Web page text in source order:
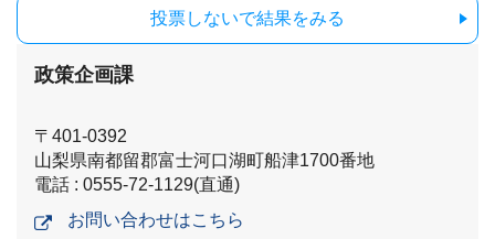
投票しないで結果をみる
政策企画課
〒401-0392
山梨県南都留郡富士河口湖町船津1700番地
電話 : 0555-72-1129(直通)
お問い合わせはこちら